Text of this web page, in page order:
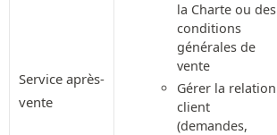
Service après-
vente
la Charte ou des
conditions
générales de
vente
Gérer la relation
client
(demandes,